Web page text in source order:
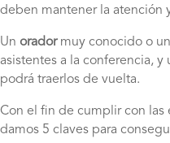
deben mantener la atención
Un oradormuy conocido o
asistentes a la conferencia,
podrá traerlos de vuelta.
Con el fin de cumplir con las
damos 5 claves para